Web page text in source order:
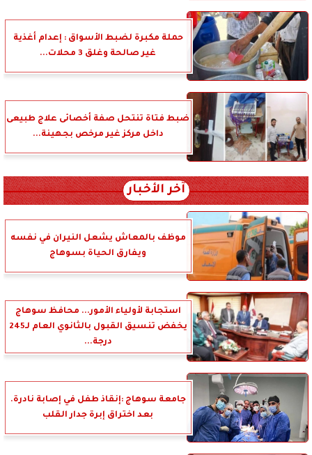
حملة مكبرة لضبط الأسواق : إعدام أغذية
غير صالحة وغلق 3 محلات...
ضبط فتاة تنتحل صفة أخصائى علاج طبيعى
داخل مركز غير مرخص بجهينة...
آخر الأخبار
موظف بالمعاش يشعل النيران في نفسه
ويفارق الحياة بسوهاج
استجابة لأولياء الأمور... محافظ سوهاج
يخفض تنسيق القبول بالثانوي العام لـ245
درجة...
جامعة سوهاج :إنقاذ طفل في إصابة نادرة.
بعد اختراق إبرة جدار القلب